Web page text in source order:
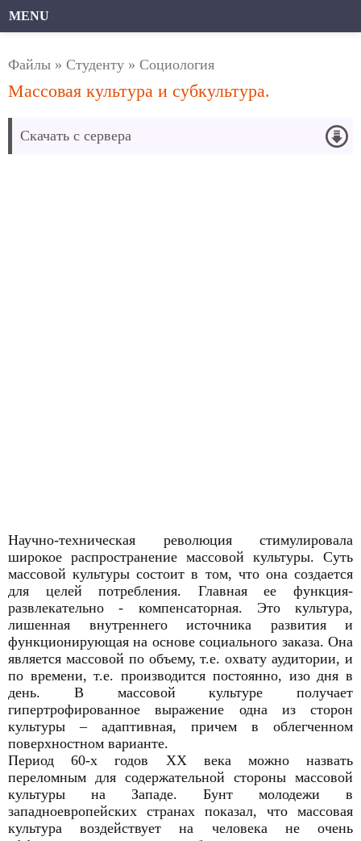
MENU
Файлы » Студенту » Социология
Массовая культура и субкультура.
Скачать с сервера
Научно-техническая революция стимулировала
широкое распространение массовой культуры. Суть
массовой культуры состоит в том, что она создается
для целей потребления. Главная ее функция-
развлекательно - компенсаторная. Это культура,
лишенная внутреннего источника развития и
функционирующая на основе социального заказа. Она
является массовой по объему, т.е. охвату аудитории, и
по времени, т.е. производится постоянно, изо дня в
день. В массовой культуре получает
гипертрофированное выражение одна из сторон
культуры – адаптивная, причем в облегченном
поверхностном варианте.
Период 60-х годов XX века можно назвать
переломным для содержательной стороны массовой
культуры на Западе. Бунт молодежи в
западноевропейских странах показал, что массовая
культура воздействует на человека не очень